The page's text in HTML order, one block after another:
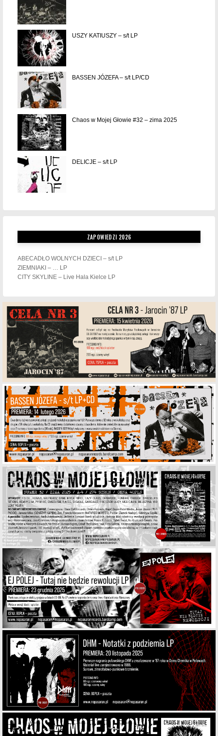
USZY KATIUSZY – s/t LP
BASSEN JÓZEFA – s/t LP/CD
Chaos w Mojej Głowie #32 – zima 2025
DELICJE – s/t LP
ZAPOWIEDZI 2026
ABECADŁO WOLNYCH DZIECI – s/t LP
ZIEMNIAKI – … LP
CITY SKYLINE – Live Hala Kielce LP